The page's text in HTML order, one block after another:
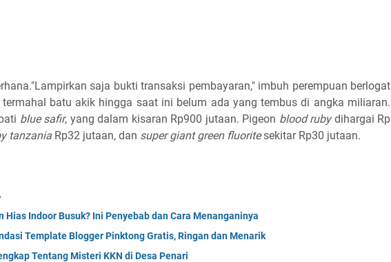
saja bukti transaksi pembayaran," imbuh perempuan berlogat
batu akik hingga saat ini belum ada yang tembus di angka miliaran.
blue safir, yang dalam kisaran Rp900 jutaan. Pigeon blood rubydihargai Rp
tanzania Rp32 jutaan, dan super giant green fluoritesekitar Rp30 jutaan.
Hias Indoor Busuk? Ini Penyebab dan Cara Menanganinya
Template Blogger Pinktong Gratis, Ringan dan Menarik
Tentang Misteri KKN di Desa Penari